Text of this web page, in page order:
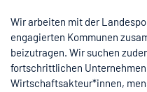
Wir arbeiten mit der
engagierten Kommunen
beizutragen. Wir suchen
fortschrittlichen
Wirtschaftsakteur*innen,